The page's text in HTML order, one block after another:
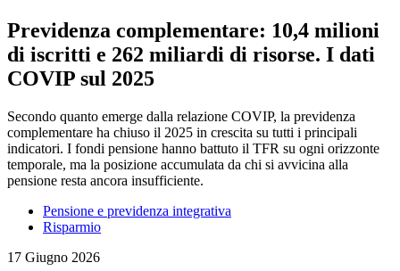
Previdenza complementare: 10,4 milioni
di iscritti e 262 miliardi di risorse. I dati
COVIP sul 2025
Secondo quanto emerge dalla relazione COVIP, la previdenza
complementare ha chiuso il 2025 in crescita su tutti i principali
indicatori. I fondi pensione hanno battuto il TFR su ogni orizzonte
temporale, ma la posizione accumulata da chi si avvicina alla
pensione resta ancora insufficiente.
Pensione e previdenza integrativa
Risparmio
17 Giugno 2026